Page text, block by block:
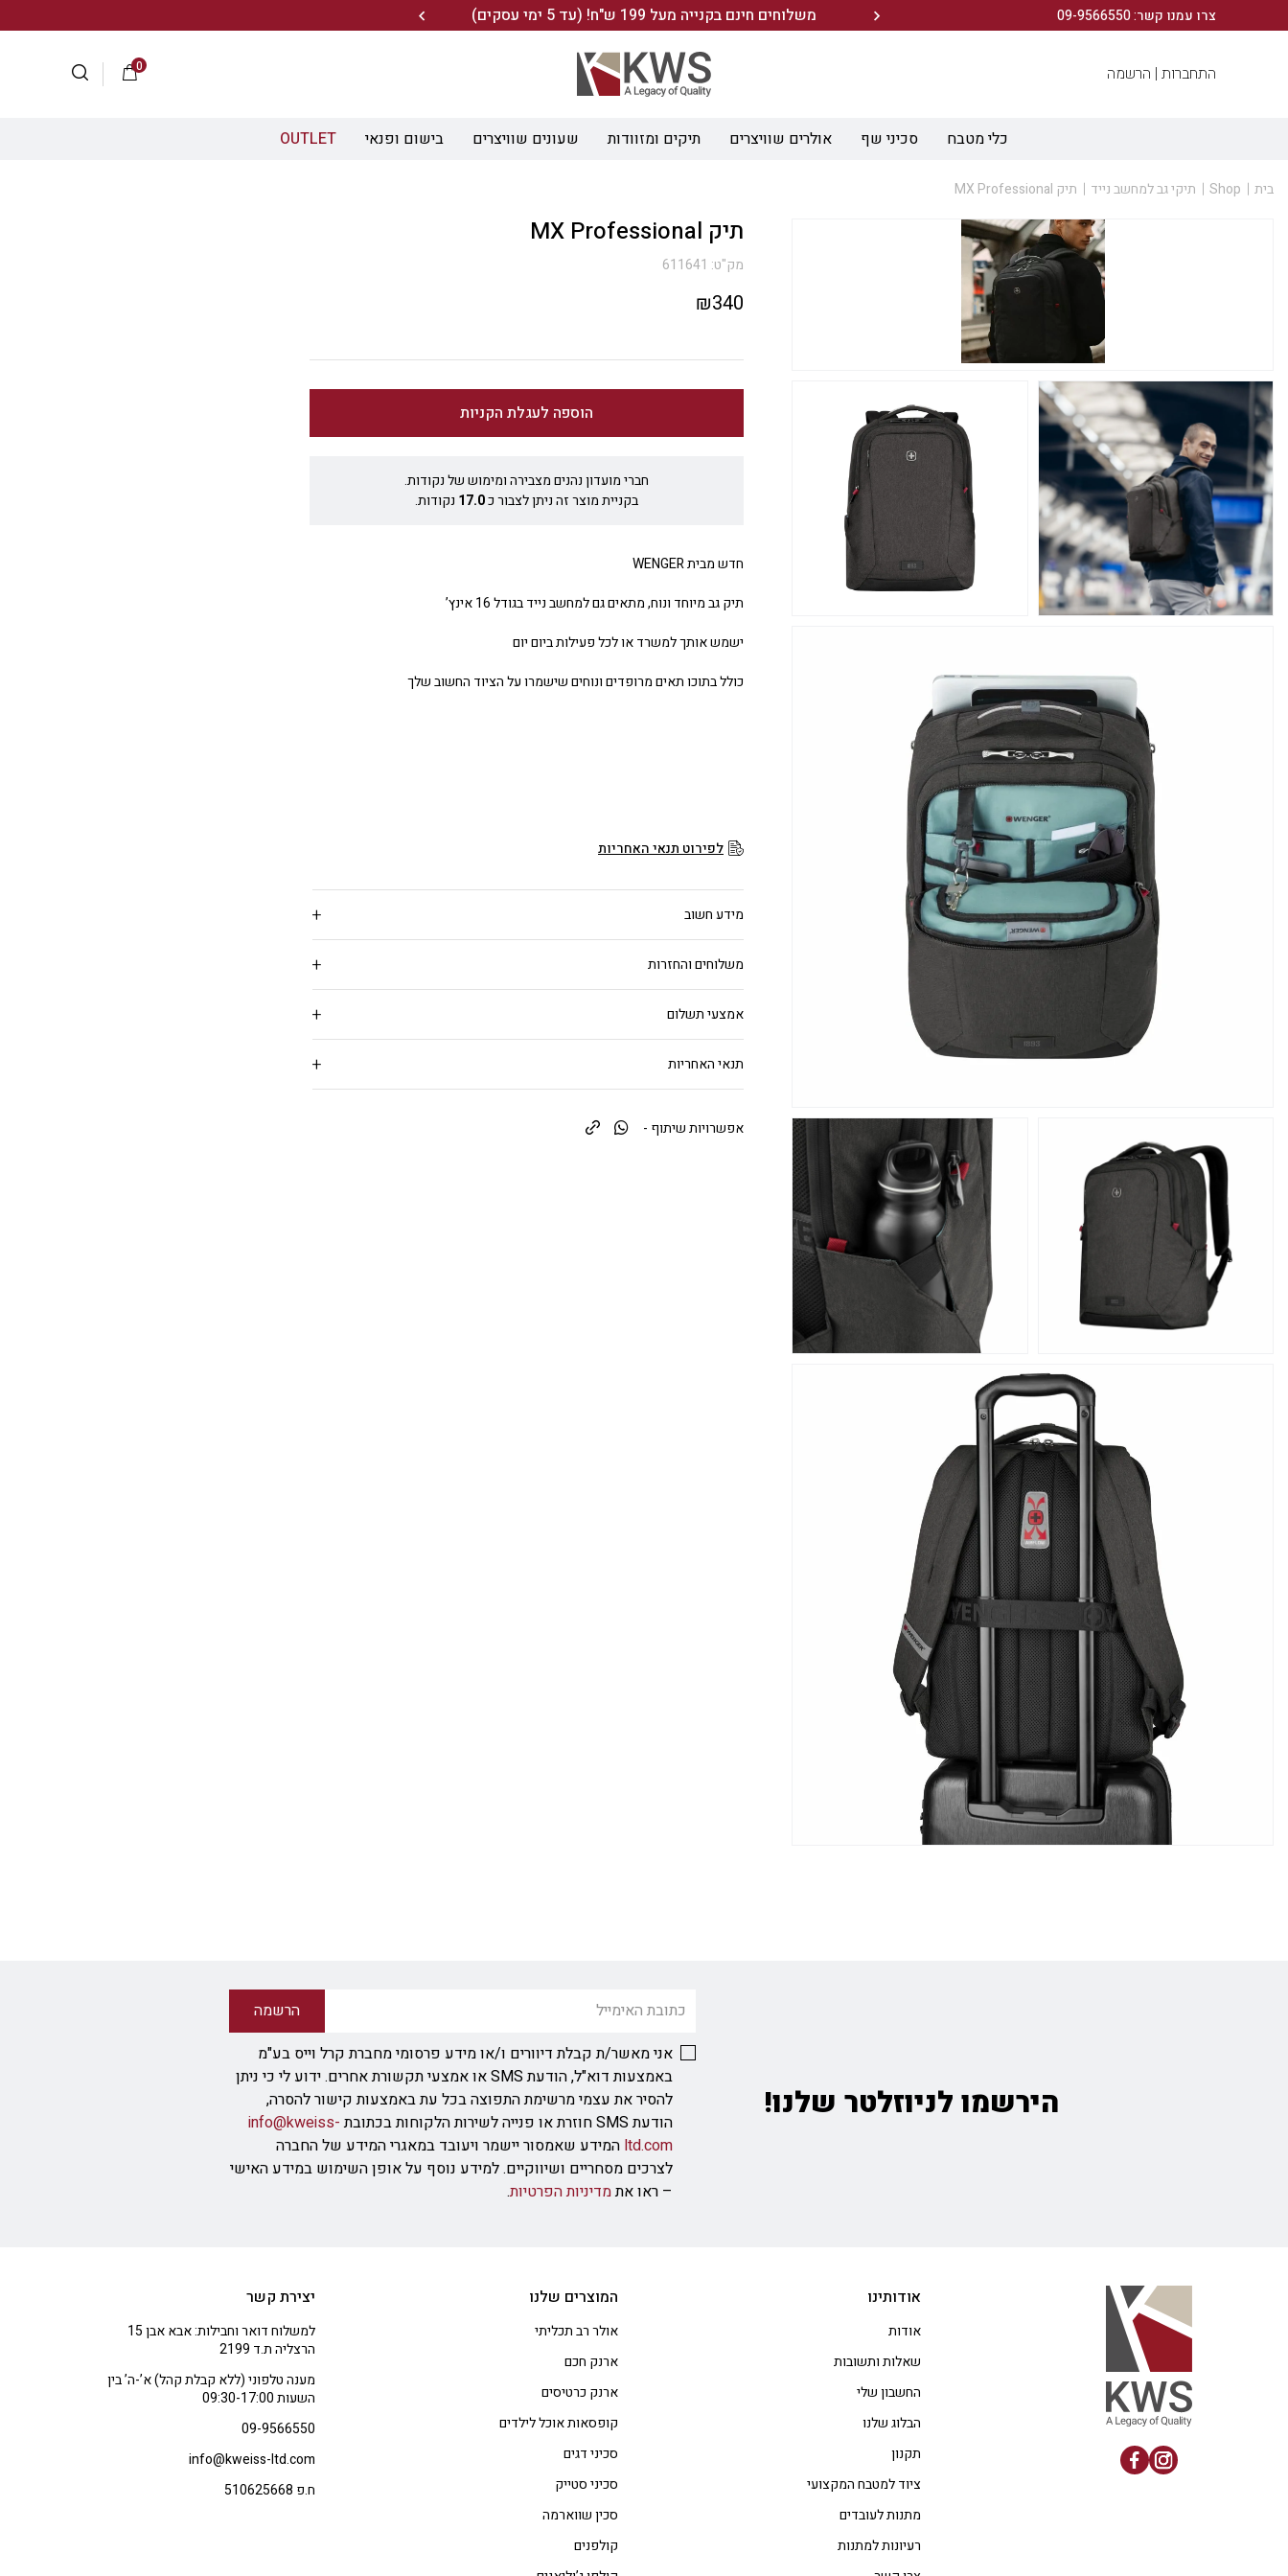
צרו עמנו קשר: 09-9566550
הירשמו לניוזלטר שלנו ותיהנו מ- 10% הנחה ברכישה הראשונה! משלוחים חינם בקנייה מעל 199 ש"ח! (עד 5 ימי עסקים)
התחברות | הרשמה 0
כלי מטבח סכיני שף אולרים שוויצרים תיקים ומזוודות שעונים שוויצרים בישום ופנאי OUTLET
בית Shop תיקי גב למחשב נייד תיק MX Professional
תיק MX Professional
מק"ט: 611641
₪340
הוספה לעגלת הקניות
חברי מועדון נהנים מצבירה ומימוש של נקודות.
בקניית מוצר זה ניתן לצבור כ17.0 נקודות.
חדש מבית WENGER
תיק גב מיוחד ונוח, מתאים גם למחשב נייד בגודל 16 אינץ’
ישמש אותך למשרד או לכל פעילות ביום יום
כולל בתוכו תאים מרופדים ונוחים שישמרו על הציוד החשוב שלך
לפירוט תנאי האחריות
מידע חשוב
משלוחים והחזרות
אמצעי תשלום
תנאי האחריות
אפשרויות שיתוף -
הירשמו לניוזלטר שלנו!
הרשמה
אני מאשר/ת קבלת דיוורים ו/או מידע פרסומי מחברת קרל וייס בע"מ
באמצעות דוא"ל, הודעת SMS או אמצעי תקשורת אחרים. ידוע לי כי ניתן
להסיר את עצמי מרשימת התפוצה בכל עת באמצעות קישור להסרה,
הודעת SMS חוזרת או פנייה לשירות הלקוחות בכתובת
info@kweiss-
ltd.com המידע שאמסור יישמר ויעובד במאגרי המידע של החברה
לצרכים מסחריים ושיווקיים. למידע נוסף על אופן השימוש במידע האישי
– ראו אתמדיניות הפרטיות.
אודותינו
אודות
שאלות ותשובות
החשבון שלי
הבלוג שלנו
תקנון
ציוד למטבח המקצועי
מתנות לעובדים
רעיונות למתנות
המוצרים שלנו
אולר רב תכליתי
ארנק חכם
ארנק כרטיסים
קופסאות אוכל לילדים
סכיני דגים
סכיני סטייק
סכין שווארמה
קולפנים
יצירת קשר
למשלוח דואר וחבילות: אבא אבן 15
הרצליה ת.ד 2199
מענה טלפוני (ללא קבלת קהל) א’-ה’ בין
השעות 09:30-17:00
09-9566550
info@kweiss-ltd.com
ח.פ 510625668